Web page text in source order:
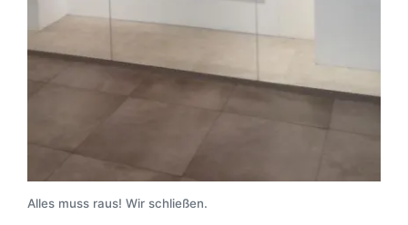
Alles muss raus! Wir schließen.